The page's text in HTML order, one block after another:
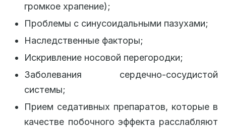
громкое храпение);
Проблемы с синусоидальными пазухами;
Наследственные факторы;
Искривление носовой перегородки;
Заболевания сердечно-сосудистой
системы;
Прием седативных препаратов, которые в
качестве побочного эффекта расслабляют